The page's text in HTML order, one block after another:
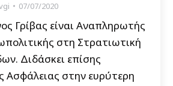
07/07/2020
Γρίβας είναι Αναπληρωτής
στη Στρατιωτική
Διδάσκει επίσης
Ασφάλειας στην ευρύτερη